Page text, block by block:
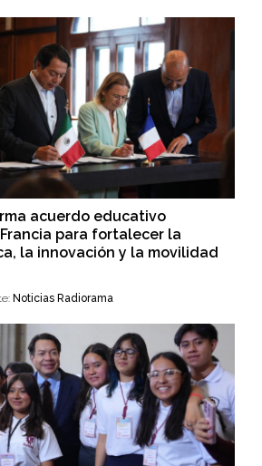
acuerdo educativo
para fortalecer la
la innovación y la movilidad
Noticias Radiorama